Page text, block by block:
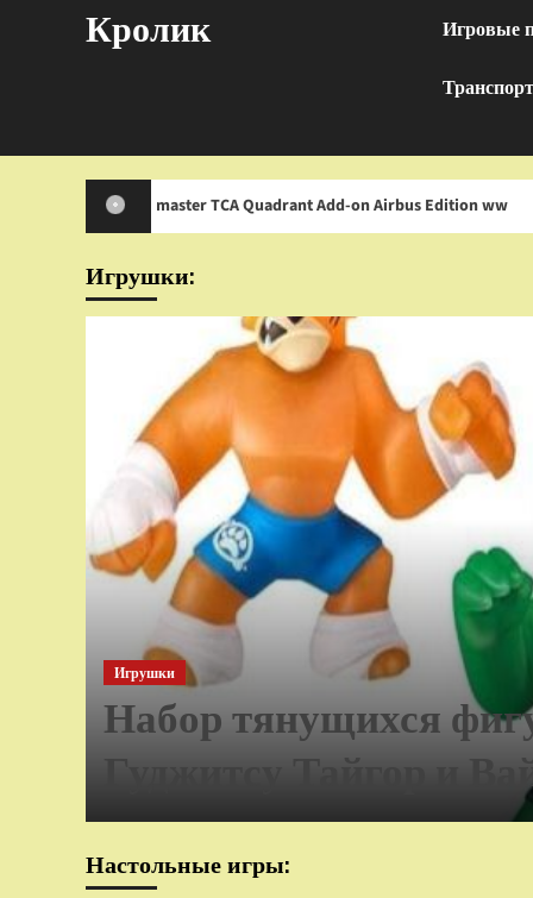
Кролик Игровые
Транспорт
TCA Quadrant Add-on Airbus Edition ww
Игрушки:
Игрушки
Набор тянущихся
Гуджитсу Тайгор и
Настольные игры: